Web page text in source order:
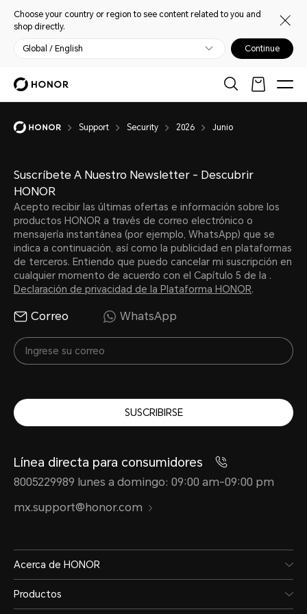
Choose your country or region to see content related to you and
shop directly.
Global / English Continue
Support Security 2026 Junio
Suscríbete A Nuestro Newsletter - Descubrir
HONOR
Acepto recibir las últimas ofertas e información sobre los
productos HONOR a través de correo electrónico o
mensajería instantánea (por ejemplo, WhatsApp) que se
indica a continuación, así como la publicidad en plataformas
de terceros. Entiendo que puedo cancelar mi suscripción en
cualquier momento de acuerdo con el Capítulo 5 de la .
Declaración de privacidad de la Plataforma HONOR.
Correo WhatsApp
SUSCRIBIRSE
Línea directa para consumidores
8005229989 lunes a domingo: 09:00 am-09:00 pm
mx.support@honor.com
Acerca de HONOR
Productos